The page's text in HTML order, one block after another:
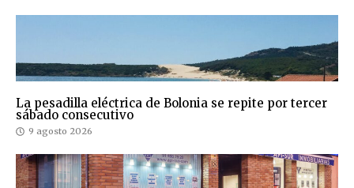
La pesadilla eléctrica de Bolonia se repite por tercer
sábado consecutivo
9 agosto 2026